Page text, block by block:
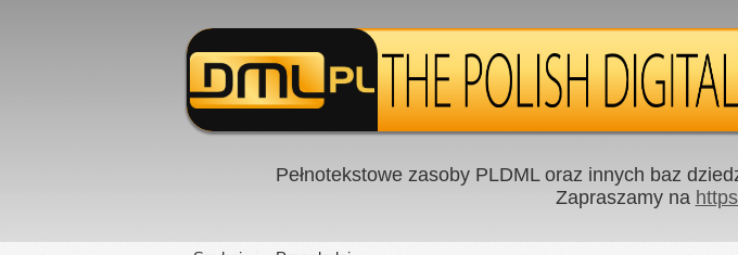
Pełnotekstowe zasoby PLDML oraz innych baz
Zapraszamy na